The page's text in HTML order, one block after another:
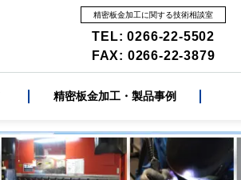
精密板金加工に関する技術相談室
TEL: 0266-22-5502
FAX: 0266-22-3879
精密板金加工・製品事例